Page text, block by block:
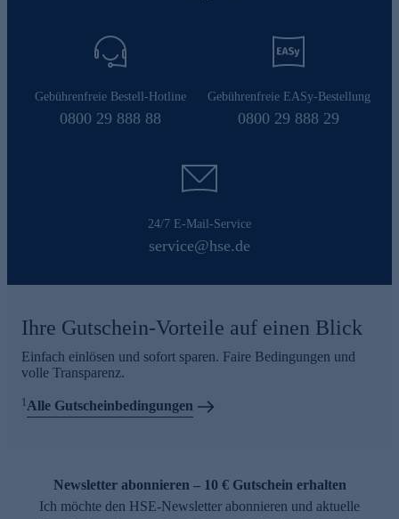
Gebührenfreie Bestell-Hotline
0800 29 888 88
Gebührenfreie EASy-Bestellung
0800 29 888 29
24/7 E-Mail-Service
service@hse.de
Ihre Gutschein-Vorteile auf einen Blick
Einfach einlösen und sofort sparen. Faire Bedingungen und
volle Transparenz.
1Alle Gutscheinbedingungen
Newsletter abonnieren – 10 € Gutschein erhalten
Ich möchte den HSE-Newsletter abonnieren und aktuelle